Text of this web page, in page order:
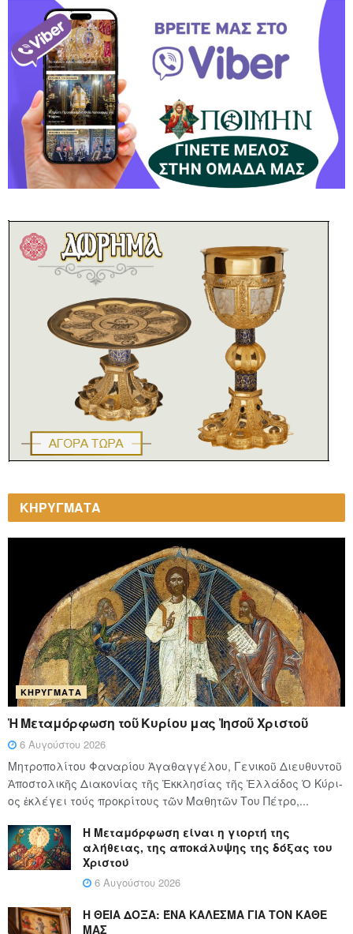
ΚΗΡΥΓΜΑΤΑ
ΚΗΡΎΓΜΑΤΑ
Ἡ Μεταμόρφωση τοῦ Κυρίου μας Ἰησοῦ Χριστοῦ
6 Αυγούστου 2026
Μητροπολίτου Φαναρίου Ἀγαθαγγέλου, Γενικοῦ Διευθυντοῦ
Ἀποστολικῆς Διακονίας τῆς Ἐκκλησίας τῆς Ἑλλάδος Ὁ Κύ­ρι­
ος ἐκλέγει τούς προ­κρί­τους τῶν Μα­θη­τῶν Του Πέ­τρο,...
Η Μεταμόρφωση είναι η γιορτή της
αλήθειας, της αποκάλυψης της δόξας του
Χριστού
6 Αυγούστου 2026
Η ΘΕΙΑ ΔΟΞΑ: ΈΝΑ ΚΑΛΕΣΜΑ ΓΙΑ ΤΟΝ ΚΑΘΕ
ΜΑΣ